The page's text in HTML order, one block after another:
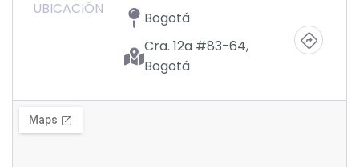
UBICACIÓN
Bogotá
Cra. 12a #83-64,
Bogotá